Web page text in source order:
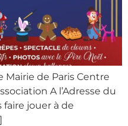
Mairie de Paris Centre
A l’Adresse du
jouer à de